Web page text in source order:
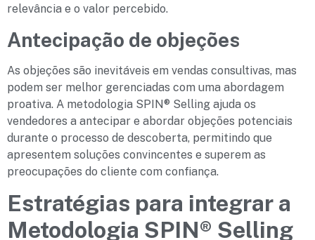
relevância e o valor percebido.
Antecipação de objeções
As objeções são inevitáveis em vendas consultivas, mas
podem ser melhor gerenciadas com uma abordagem
proativa. A metodologia SPIN® Selling ajuda os
vendedores a antecipar e abordar objeções potenciais
durante o processo de descoberta, permitindo que
apresentem soluções convincentes e superem as
preocupações do cliente com confiança.
Estratégias para integrar a
Metodologia SPIN® Selling